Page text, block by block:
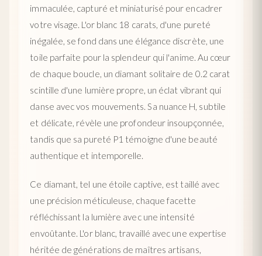
immaculée, capturé et miniaturisé pour encadrer
votre visage. L'or blanc 18 carats, d'une pureté
inégalée, se fond dans une élégance discrète, une
toile parfaite pour la splendeur qui l'anime. Au cœur
de chaque boucle, un diamant solitaire de 0.2 carat
scintille d'une lumière propre, un éclat vibrant qui
danse avec vos mouvements. Sa nuance H, subtile
et délicate, révèle une profondeur insoupçonnée,
tandis que sa pureté P1 témoigne d'une beauté
authentique et intemporelle.
Ce diamant, tel une étoile captive, est taillé avec
une précision méticuleuse, chaque facette
réfléchissant la lumière avec une intensité
envoûtante. L'or blanc, travaillé avec une expertise
héritée de générations de maîtres artisans,